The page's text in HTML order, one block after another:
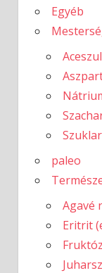
Egyéb
paleo
Agavé
Eritrit
Fruktóz